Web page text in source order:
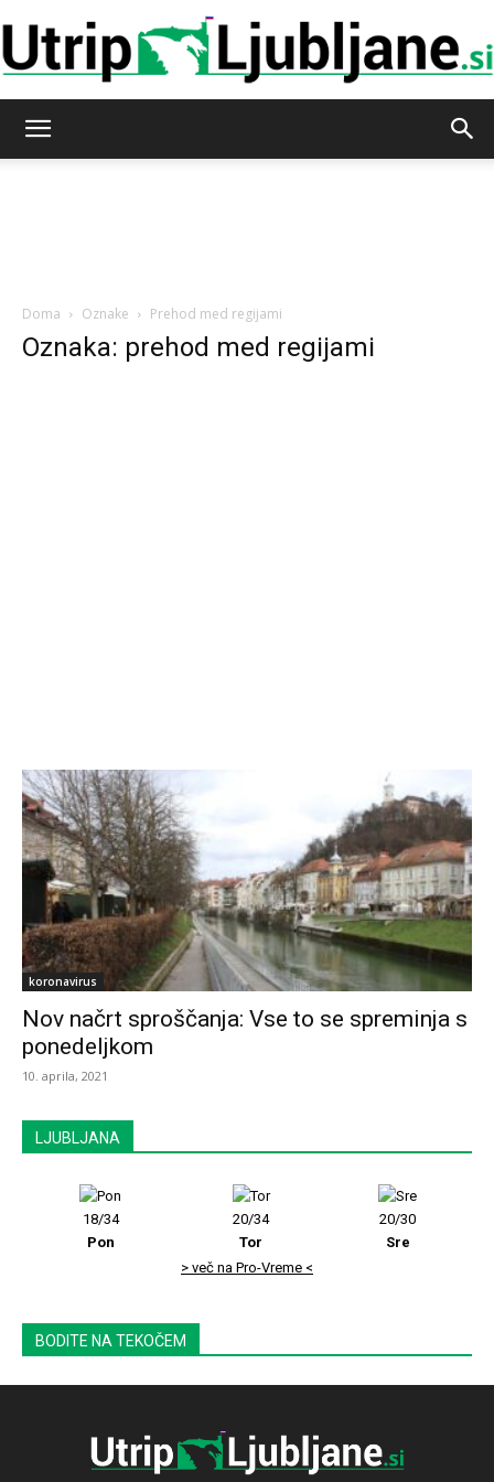
Doma Oznake Prehod med regijami
Oznaka: prehod med regijami
koronavirus
Nov načrt sproščanja: Vse to se spreminja s
ponedeljkom
10. aprila, 2021
LJUBLJANA
18/34
Pon
20/34
Tor
20/30
Sre
> več na Pro-Vreme <
BODITE NA TEKOČEM